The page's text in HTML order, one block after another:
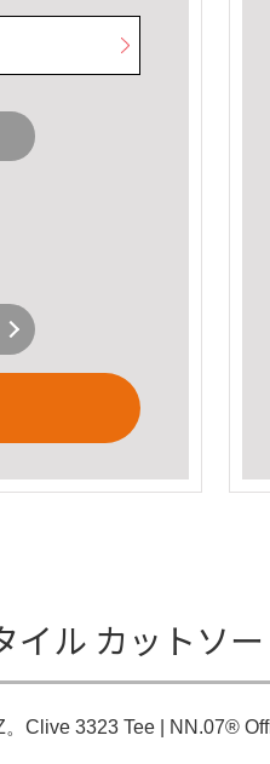
イル カットソ
Clive 3323 Tee | NN.07®